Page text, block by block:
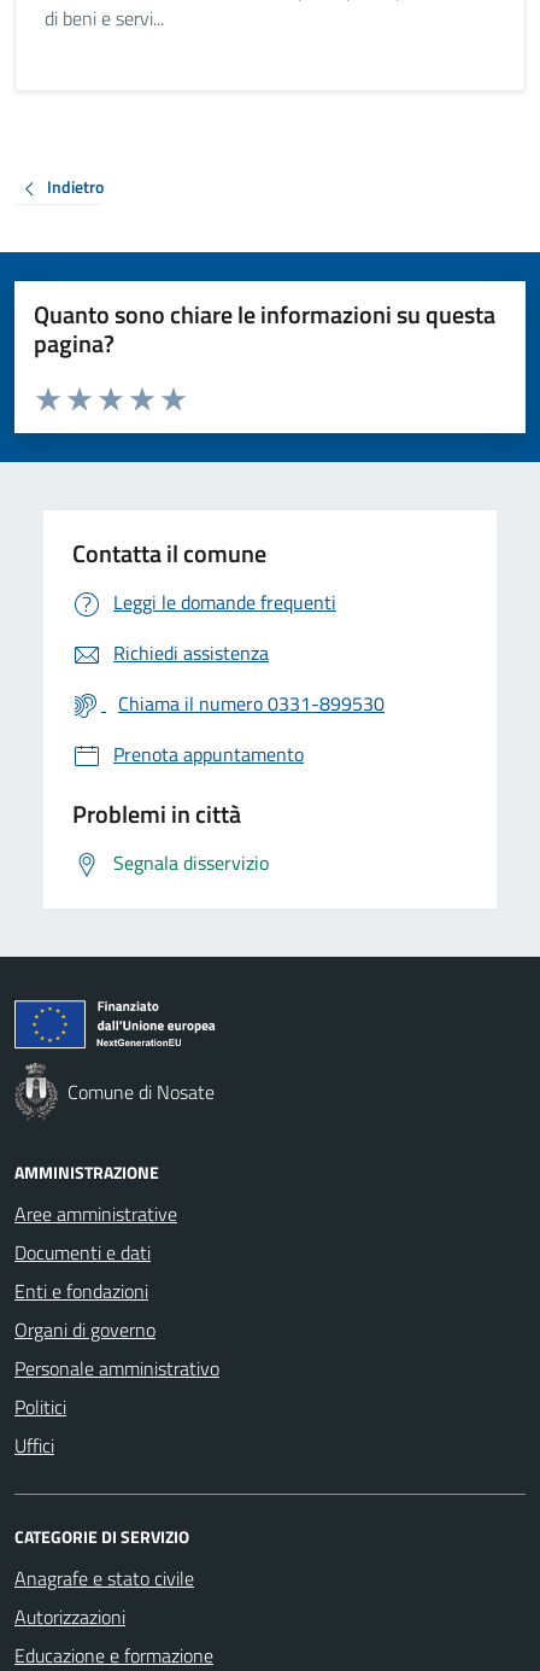
di beni e servi...
Indietro
Quanto sono chiare le informazioni su questa
pagina?
Valuta da 1 a 5 stelle la pagina
Valuta 5 stelle su 5
Valuta 4 stelle su 5
Valuta 3 stelle su 5
Valuta 2 stelle su 5
Valuta 1 stelle su 5
Contatta il comune
Leggi le domande frequenti
Richiedi assistenza
Chiama il numero 0331-899530
Prenota appuntamento
Problemi in città
Segnala disservizio
Comune di Nosate
AMMINISTRAZIONE
Aree amministrative
Documenti e dati
Enti e fondazioni
Organi di governo
Personale amministrativo
Politici
Uffici
CATEGORIE DI SERVIZIO
Anagrafe e stato civile
Autorizzazioni
Educazione e formazione